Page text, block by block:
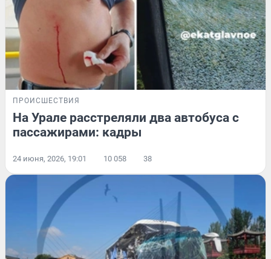
ПРОИСШЕСТВИЯ
На Урале расстреляли два автобуса с
пассажирами: кадры
24 июня, 2026, 19:01 10 058 38